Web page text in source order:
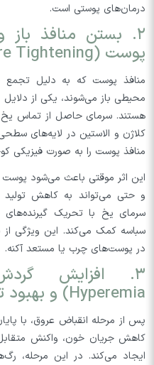
درمان‌های پوستی است.
۲. بستن منافذ باز
پوست (Pore Tightening)
منافذ پوست که به دلیل تجمع
محیطی باز می‌شوند، یکی از
هستند. سرمای حاصل از تماس یخ
کلاژن و الاستین در لایه‌های
منافذ پوست را به صورت فیزیکی
این اثر موقتی باعث می‌شود
و حتی می‌تواند به کاهش
سرمای یخ با تحریک
سباسه کمک می‌کند. این ویژگی از
در پوست‌های چرب یا مستعد آکنه.
Hyperemia) و بهبود تغذیه سلولی
پس از مرحله انقباض عروق، با
ایجاد می‌کند. در این مرحله،